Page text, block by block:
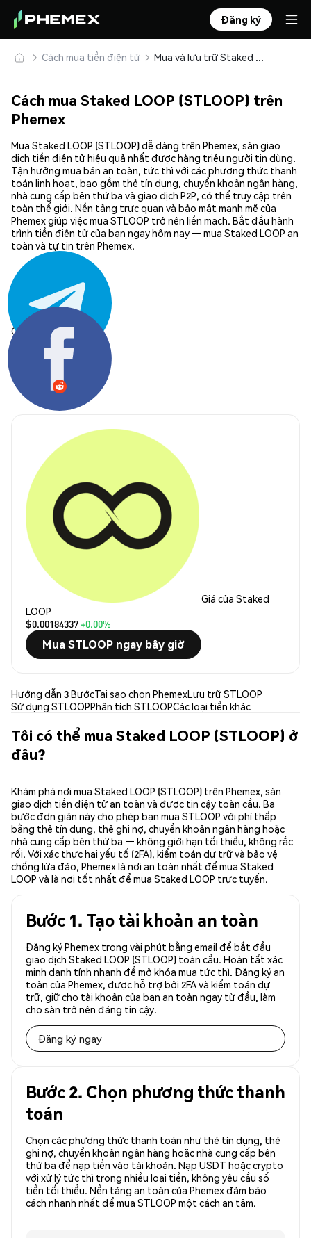
Đăng ký
Cách mua tiền điện tử Mua và lưu trữ Staked LOOP (STLOOP) an toàn
Cách mua Staked LOOP (STLOOP) trên
Phemex
Mua Staked LOOP (STLOOP) dễ dàng trên Phemex, sàn giao
dịch tiền điện tử hiệu quả nhất được hàng triệu người tin dùng.
Tận hưởng mua bán an toàn, tức thì với các phương thức thanh
toán linh hoạt, bao gồm thẻ tín dụng, chuyển khoản ngân hàng,
nhà cung cấp bên thứ ba và giao dịch P2P, có thể truy cập trên
toàn thế giới. Nền tảng trực quan và bảo mật mạnh mẽ của
Phemex giúp việc mua STLOOP trở nên liền mạch. Bắt đầu hành
trình tiền điện tử của bạn ngay hôm nay — mua Staked LOOP an
toàn và tự tin trên Phemex.
Chia sẻ:
Giá của Staked
LOOP
$0.00184337+0.00%
Mua STLOOP ngay bây giờ
Hướng dẫn 3 BướcTại sao chọn PhemexLưu trữ STLOOP
Sử dụng STLOOPPhân tích STLOOPCác loại tiền khác
Tôi có thể mua Staked LOOP (STLOOP) ở
đâu?
Khám phá nơi mua Staked LOOP (STLOOP) trên Phemex, sàn
giao dịch tiền điện tử an toàn và được tin cậy toàn cầu. Ba
bước đơn giản này cho phép bạn mua STLOOP với phí thấp
bằng thẻ tín dụng, thẻ ghi nợ, chuyển khoản ngân hàng hoặc
nhà cung cấp bên thứ ba — không giới hạn tối thiểu, không rắc
rối. Với xác thực hai yếu tố (2FA), kiểm toán dự trữ và bảo vệ
chống lừa đảo, Phemex là nơi an toàn nhất để mua Staked
LOOP và là nơi tốt nhất để mua Staked LOOP trực tuyến.
Bước 1. Tạo tài khoản an toàn
Đăng ký Phemex trong vài phút bằng email để bắt đầu
giao dịch Staked LOOP (STLOOP) toàn cầu. Hoàn tất xác
minh danh tính nhanh để mở khóa mua tức thì. Đăng ký an
toàn của Phemex, được hỗ trợ bởi 2FA và kiểm toán dự
trữ, giữ cho tài khoản của bạn an toàn ngay từ đầu, làm
cho sàn trở nên đáng tin cậy.
Đăng ký ngay
Bước 2. Chọn phương thức thanh
toán
Chọn các phương thức thanh toán như thẻ tín dụng, thẻ
ghi nợ, chuyển khoản ngân hàng hoặc nhà cung cấp bên
thứ ba để nạp tiền vào tài khoản. Nạp USDT hoặc crypto
với xử lý tức thì trong nhiều loại tiền, không yêu cầu số
tiền tối thiểu. Nền tảng an toàn của Phemex đảm bảo
cách nhanh nhất để mua STLOOP một cách an tâm.